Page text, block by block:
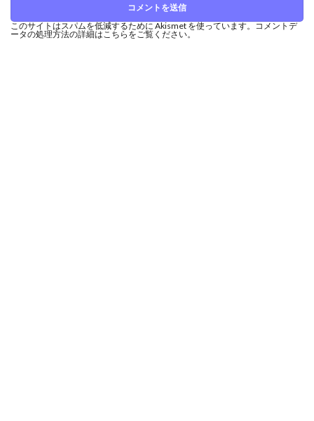
このサイトはスパムを低減するために Akismet を使っています。コメントデ
ータの処理方法の詳細はこちらをご覧ください。